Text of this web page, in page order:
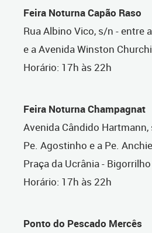
Feira Noturna Capão Raso
Rua Albino Vico, s/n - entre
e a Avenida Winston
Horário: 17h às 22h
Feira Noturna Champagnat
Avenida Cândido
Pe. Agostinho e a Pe.
Praça da Ucrânia - Bigorrilho
Horário: 17h às 22h
Ponto do Pescado Mercês